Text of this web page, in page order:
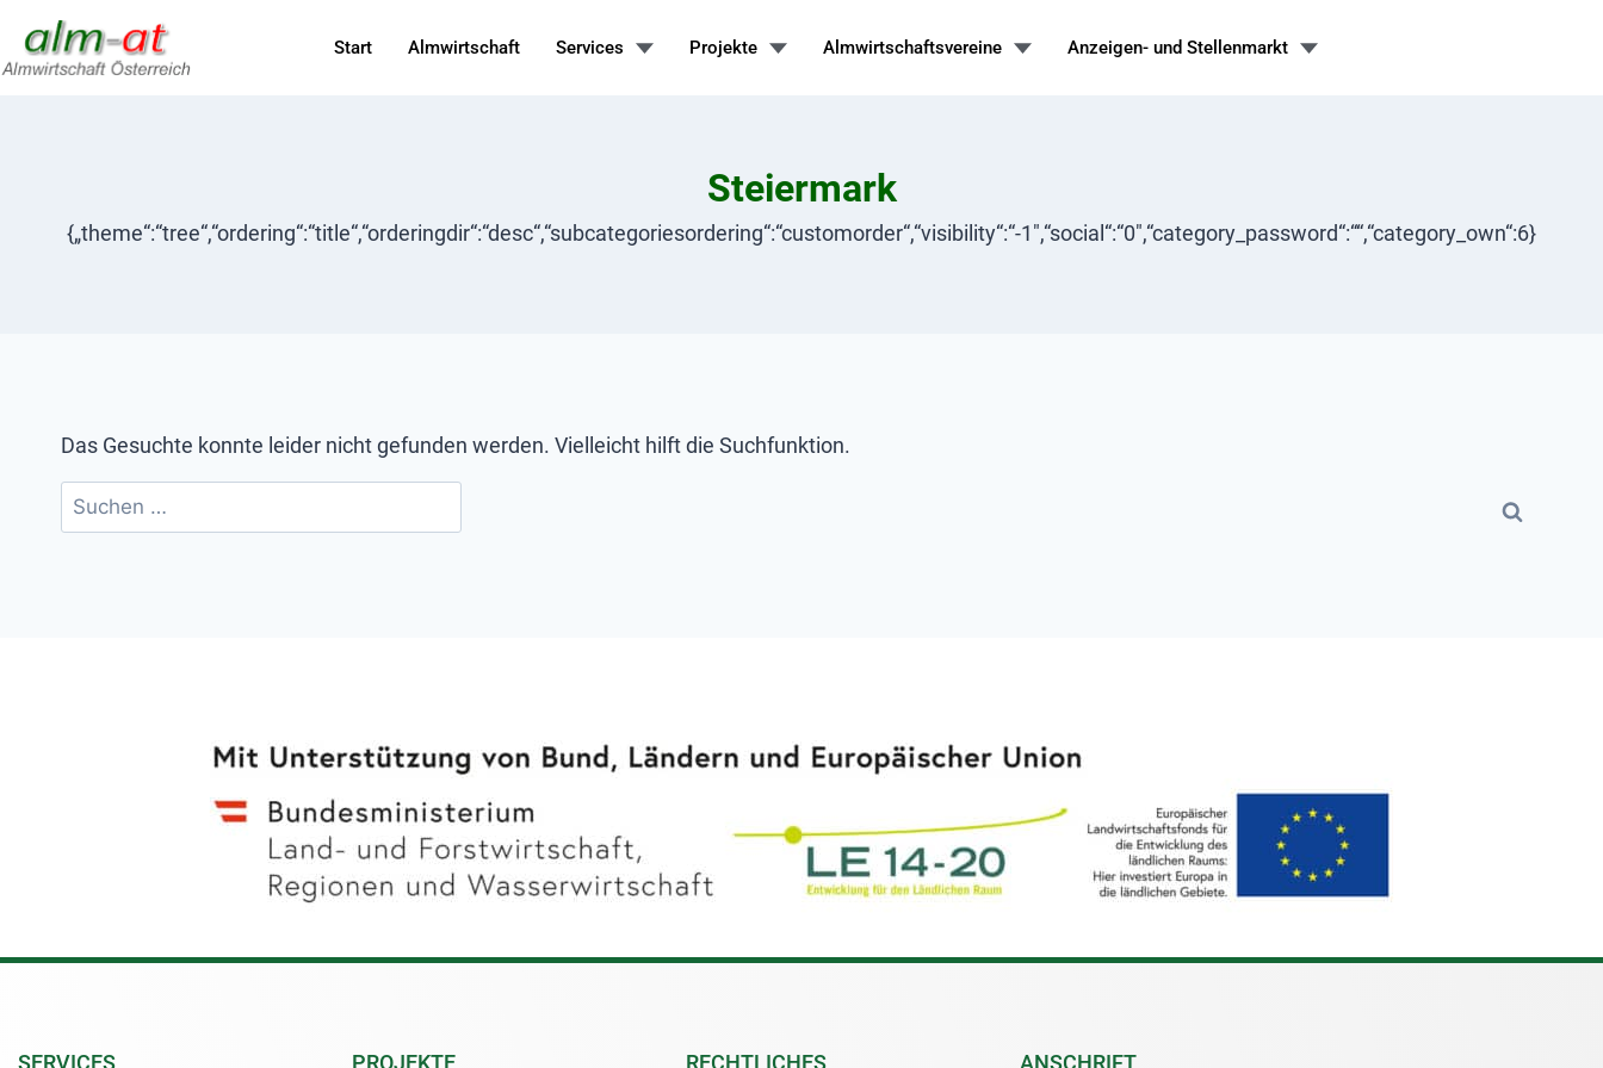
Start Almwirtschaft Services Projekte Almwirtschaftsvereine Anzeigen- und Stellenmarkt
Steiermark
{„theme“:“tree“,“ordering“:“title“,“orderingdir“:“desc“,“subcategoriesordering“:“customorder“,“visibility“:“-1″,“social“:“0″,“category_password“:““,“category_own“:6}
Das Gesuchte konnte leider nicht gefunden werden. Vielleicht hilft die Suchfunktion.
SERVICES PROJEKTE RECHTLICHES ANSCHRIFT